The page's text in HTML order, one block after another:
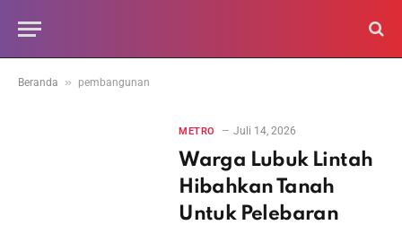
Beranda » pembangunan
METRO Juli 14, 2026
Warga Lubuk Lintah
Hibahkan Tanah
Untuk Pelebaran